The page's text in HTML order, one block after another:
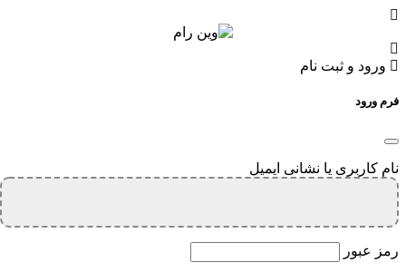
ورود و ثبت نام
فرم ورود
نام کاربری یا نشانی ایمیل
رمز عبور